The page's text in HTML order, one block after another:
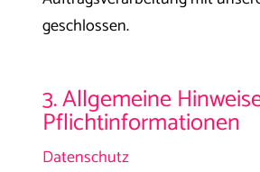
geschlossen.
3. Allgemeine
Pflichtinformationen
Datenschutz